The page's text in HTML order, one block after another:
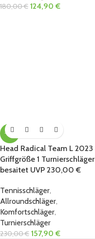
180,00€ 124,90€
-31%
Head Radical Team L 2023
Griffgröße 1 Turnierschläger
besaitet UVP 230,00 €
Tennisschläger,
Allroundschläger,
Komfortschläger,
Turnierschläger
230,00€ 157,90€